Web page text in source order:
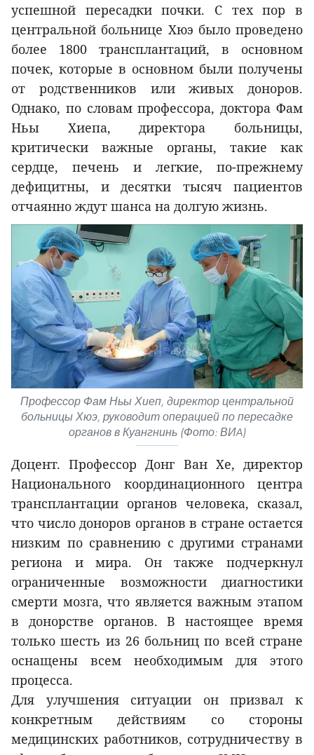
успешной пересадки почки. С тех пор в
центральной больнице Хюэ было проведено
более 1800 трансплантаций, в основном
почек, которые в основном были получены
от родственников или живых доноров.
Однако, по словам профессора, доктора Фам
Ньы Хиепа, директора больницы,
критически важные органы, такие как
сердце, печень и легкие, по-прежнему
дефицитны, и десятки тысяч пациентов
отчаянно ждут шанса на долгую жизнь.
Профессор Фам Ньы Хиеп, директор центральной
больницы Хюэ, руководит операцией по пересадке
органов в Куангнинь (Фото: ВИA)
Доцент. Профессор Донг Ван Хе, директор
Национального координационного центра
трансплантации органов человека, сказал,
что число доноров органов в стране остается
низким по сравнению с другими странами
региона и мира. Он также подчеркнул
ограниченные возможности диагностики
смерти мозга, что является важным этапом
в донорстве органов. В настоящее время
только шесть из 26 больниц по всей стране
оснащены всем необходимым для этого
процесса.
Для улучшения ситуации он призвал к
конкретным действиям со стороны
медицинских работников, сотрудничеству в